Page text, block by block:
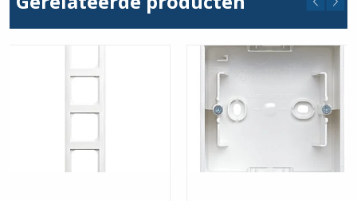
IP20
Montagewijze